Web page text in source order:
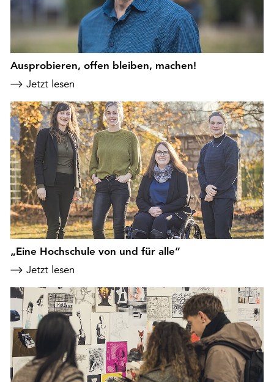
Ausprobieren, offen bleiben, machen!
Jetzt lesen
„Eine Hochschule von und für alle“
Jetzt lesen